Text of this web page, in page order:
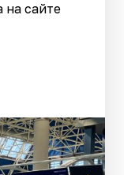
на сайте